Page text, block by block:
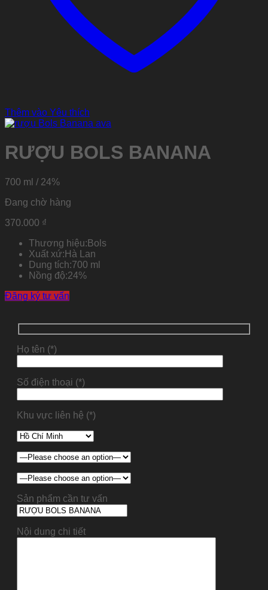
Thêm vào Yêu thích
RƯỢU BOLS BANANA
700 ml / 24%
Đang chờ hàng
370.000 ₫
Thương hiệu: Bols
Xuất xứ: Hà Lan
Dung tích:700 ml
Nồng độ:24%
Đăng ký tư vấn
Họ tên (*)
Số điện thoại (*)
Khu vực liên hệ (*)
Sản phẩm cần tư vấn
Nội dung chi tiết